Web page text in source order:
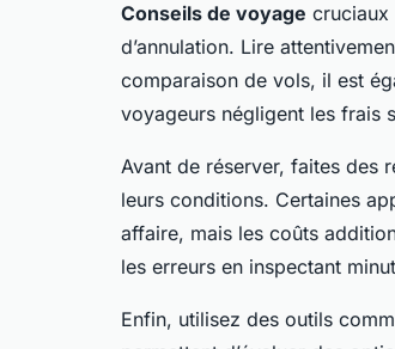
Conseils de voyage cruciaux
d’annulation. Lire
comparaison de vols, il est
voyageurs négligent les frais
Avant de réserver, faites des
leurs conditions. Certaines
affaire, mais les coûts
les erreurs en inspectant
Enfin, utilisez des outils